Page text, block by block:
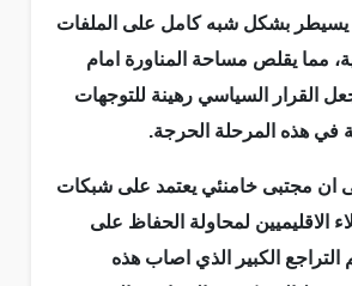
يسيطر بشكل شبه كامل على الملفات
مما يقلص مساحة المناورة امام
القرار السياسي رهينة للتوجهات
في هذه المرحلة الحرجة.
ان مجتبى خامنئي يعتمد على شبكات
الاقليميين لمحاولة الحفاظ على
التراجع الكبير الذي اصاب هذه